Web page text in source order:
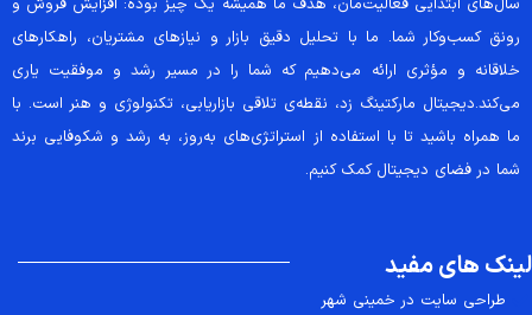
سال‌های ابتدایی فعالیت‌مان، هدف ما همیشه یک چیز بوده: افزایش فروش و
رونق کسب‌وکار شما. ما با تحلیل دقیق بازار و نیازهای مشتریان، راهکارهای
خلاقانه و مؤثری ارائه می‌دهیم که شما را در مسیر رشد و موفقیت یاری
می‌کند.دیجیتال مارکتینگ زد، نقطه‌ی تلاقی بازاریابی، تکنولوژی و هنر است. با
ما همراه باشید تا با استفاده از استراتژی‌های به‌روز، به رشد و شکوفایی برند
شما در فضای دیجیتال کمک کنیم.
لینک های مفید
طراحی سایت در خمینی شهر